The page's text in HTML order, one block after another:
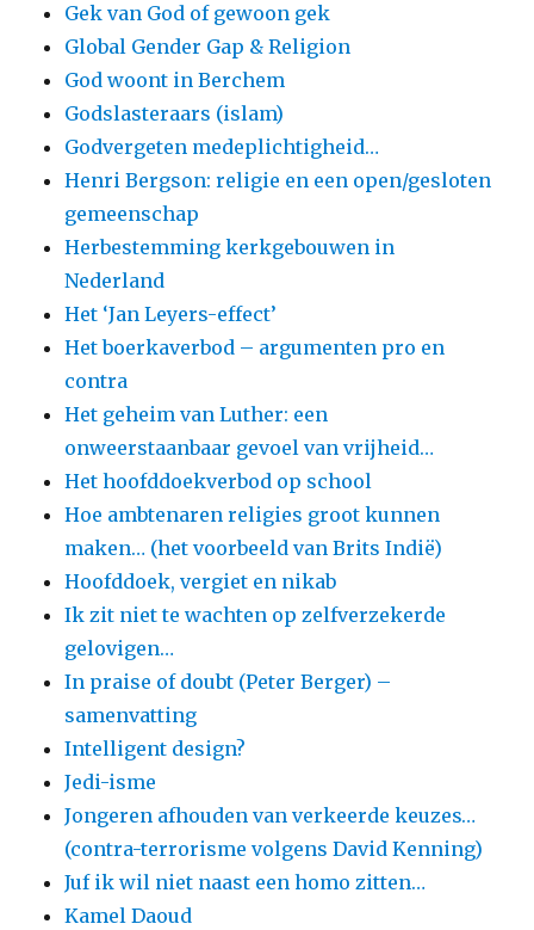
Gek van God of gewoon gek
Global Gender Gap & Religion
God woont in Berchem
Godslasteraars (islam)
Godvergeten medeplichtigheid…
Henri Bergson: religie en een open/gesloten
gemeenschap
Herbestemming kerkgebouwen in
Nederland
Het ‘Jan Leyers-effect’
Het boerkaverbod – argumenten pro en
contra
Het geheim van Luther: een
onweerstaanbaar gevoel van vrijheid…
Het hoofddoekverbod op school
Hoe ambtenaren religies groot kunnen
maken… (het voorbeeld van Brits Indië)
Hoofddoek, vergiet en nikab
Ik zit niet te wachten op zelfverzekerde
gelovigen…
In praise of doubt (Peter Berger) –
samenvatting
Intelligent design?
Jedi-isme
Jongeren afhouden van verkeerde keuzes…
(contra-terrorisme volgens David Kenning)
Juf ik wil niet naast een homo zitten…
Kamel Daoud